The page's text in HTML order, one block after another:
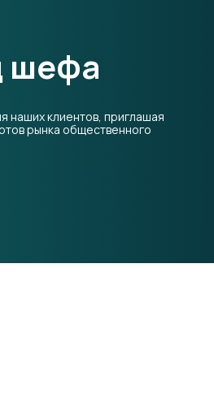
шефа
наших клиентов, приглашая
рынка общественного